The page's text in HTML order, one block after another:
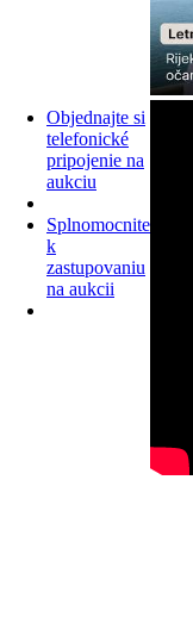
Objednajte si
telefonické
pripojenie na
aukciu
Splnomocnite
k
zastupovaniu
na aukcii